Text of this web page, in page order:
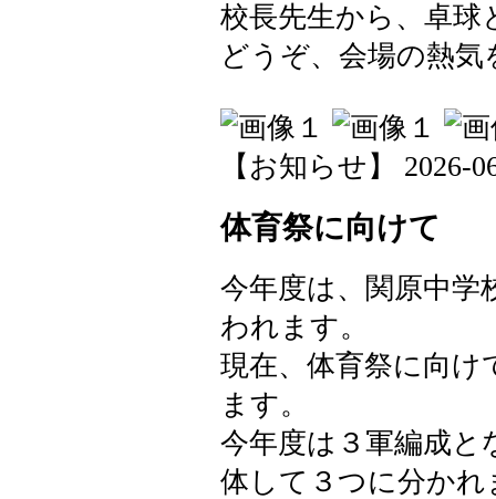
校長先生から、卓球
どうぞ、会場の熱
【お知らせ】 2026-
体育祭に向けて
今年度は、関原中学
われます。
現在、体育祭に向
ます。
今年度は３軍編成と
体して３つに分かれ